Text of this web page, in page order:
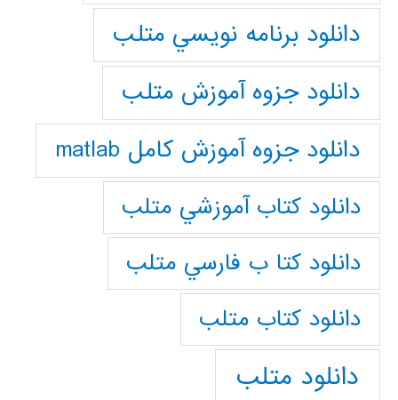
دانلود برنامه نويسي متلب
دانلود جزوه آموزش متلب
دانلود جزوه آموزش کامل matlab
دانلود كتاب آموزشي متلب
دانلود كتا ب فارسي متلب
دانلود كتاب متلب
دانلود متلب